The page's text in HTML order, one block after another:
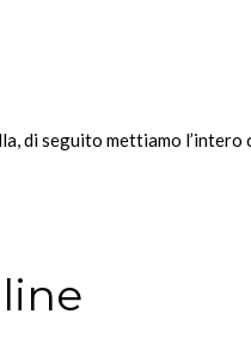
di seguito mettiamo